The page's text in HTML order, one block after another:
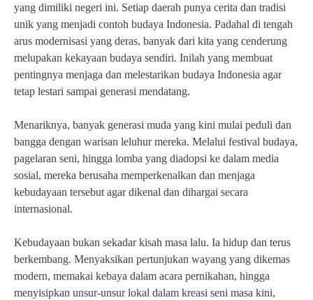
yang dimiliki negeri ini. Setiap daerah punya cerita dan tradisi
unik yang menjadi contoh budaya Indonesia. Padahal di tengah
arus modernisasi yang deras, banyak dari kita yang cenderung
melupakan kekayaan budaya sendiri. Inilah yang membuat
pentingnya menjaga dan melestarikan budaya Indonesia agar
tetap lestari sampai generasi mendatang.
Menariknya, banyak generasi muda yang kini mulai peduli dan
bangga dengan warisan leluhur mereka. Melalui festival budaya,
pagelaran seni, hingga lomba yang diadopsi ke dalam media
sosial, mereka berusaha memperkenalkan dan menjaga
kebudayaan tersebut agar dikenal dan dihargai secara
internasional.
Kebudayaan bukan sekadar kisah masa lalu. Ia hidup dan terus
berkembang. Menyaksikan pertunjukan wayang yang dikemas
modern, memakai kebaya dalam acara pernikahan, hingga
menyisipkan unsur-unsur lokal dalam kreasi seni masa kini,